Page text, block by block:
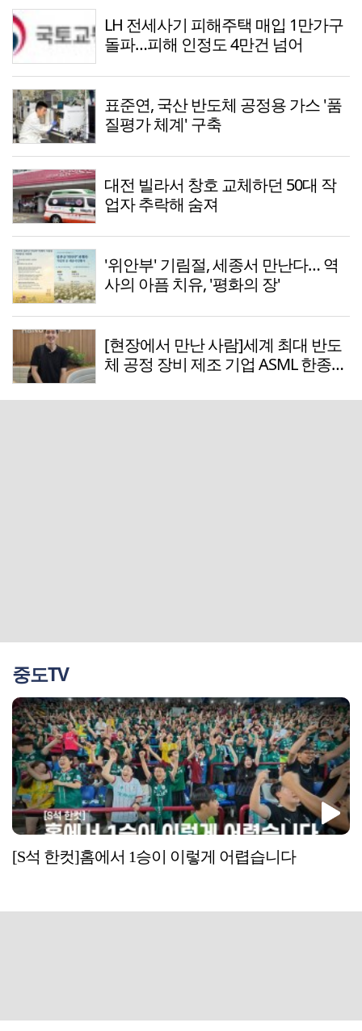
LH 전세사기 피해주택 매입 1만가구
돌파…피해 인정도 4만건 넘어
표준연, 국산 반도체 공정용 가스 '품
질평가 체계' 구축
대전 빌라서 창호 교체하던 50대 작
업자 추락해 숨져
'위안부' 기림절, 세종서 만난다… 역
사의 아픔 치유, '평화의 장'
[현장에서 만난 사람]세계 최대 반도
체 공정 장비 제조 기업 ASML 한종호
중도TV
[S석 한컷]홈에서 1승이 이렇게 어렵습니다